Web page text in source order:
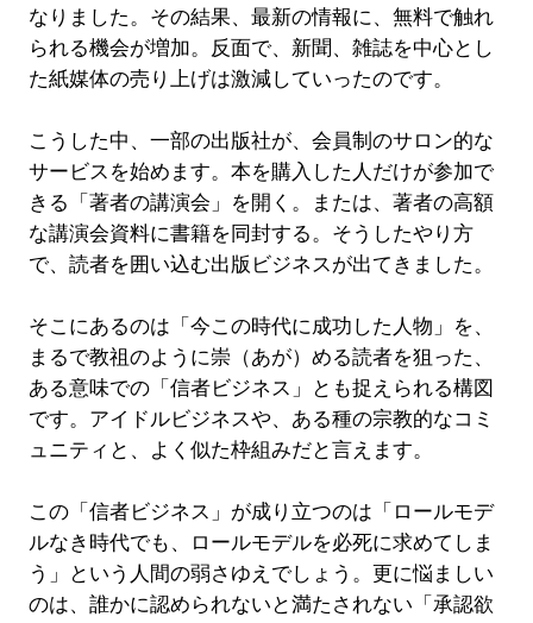
なりました。その結果、最新の情報に、無料で触れ
られる機会が増加。反面で、新聞、雑誌を中心とし
た紙媒体の売り上げは激減していったのです。
こうした中、一部の出版社が、会員制のサロン的な
サービスを始めます。本を購入した人だけが参加で
きる「著者の講演会」を開く。または、著者の高額
な講演会資料に書籍を同封する。そうしたやり方
で、読者を囲い込む出版ビジネスが出てきました。
そこにあるのは「今この時代に成功した人物」を、
まるで教祖のように崇（あが）める読者を狙った、
ある意味での「信者ビジネス」とも捉えられる構図
です。アイドルビジネスや、ある種の宗教的なコミ
ュニティと、よく似た枠組みだと言えます。
この「信者ビジネス」が成り立つのは「ロールモデ
ルなき時代でも、ロールモデルを必死に求めてしま
う」という人間の弱さゆえでしょう。更に悩ましい
のは、誰かに認められないと満たされない「承認欲